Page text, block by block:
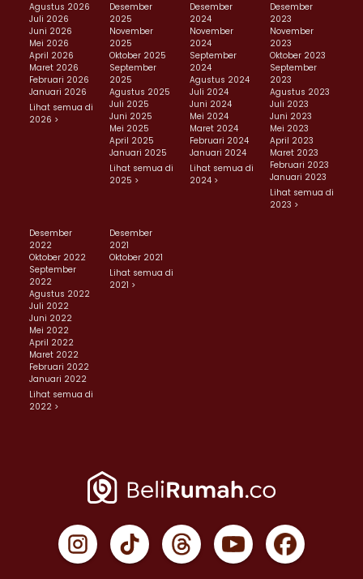
Agustus 2026
Juli 2026
Juni 2026
Mei 2026
April 2026
Maret 2026
Februari 2026
Januari 2026
Lihat semua di
2026 >
Desember
2025
November
2025
Oktober 2025
September
2025
Agustus 2025
Juli 2025
Juni 2025
Mei 2025
April 2025
Januari 2025
Lihat semua di
2025 >
Desember
2024
November
2024
September
2024
Agustus 2024
Juli 2024
Juni 2024
Mei 2024
Maret 2024
Februari 2024
Januari 2024
Lihat semua di
2024 >
Desember
2023
November
2023
Oktober 2023
September
2023
Agustus 2023
Juli 2023
Juni 2023
Mei 2023
April 2023
Maret 2023
Februari 2023
Januari 2023
Lihat semua di
2023 >
Desember
2022
Oktober 2022
September
2022
Agustus 2022
Juli 2022
Juni 2022
Mei 2022
April 2022
Maret 2022
Februari 2022
Januari 2022
Lihat semua di
2022 >
Desember
2021
Oktober 2021
Lihat semua di
2021 >